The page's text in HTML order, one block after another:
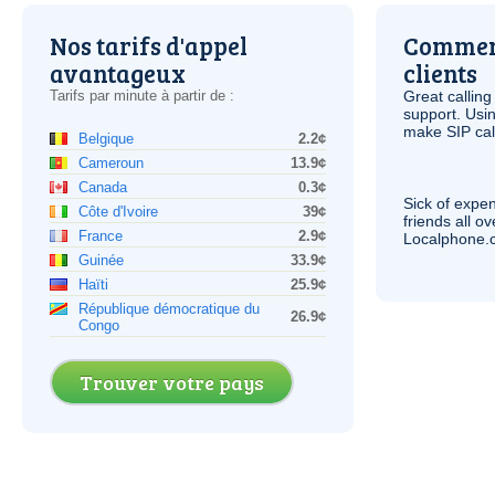
Nos tarifs d'appel
avantageux
Tarifs par minute à partir de :
Belgique
2.2¢
Cameroun
13.9¢
Canada
0.3¢
Côte d'Ivoire
39¢
France
2.9¢
Guinée
33.9¢
Haïti
25.9¢
République démocratique du
Congo
26.9¢
Trouver votre pays
clients
Great
support.
make SIP
Sick of
friends all